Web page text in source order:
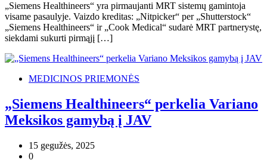
„Siemens Healthineers“ yra pirmaujanti MRT sistemų gamintoja
visame pasaulyje. Vaizdo kreditas: „Nitpicker“ per „Shutterstock“
„Siemens Healthineers“ ir „Cook Medical“ sudarė MRT partnerystę,
siekdami sukurti pirmąjį […]
MEDICINOS PRIEMONĖS
„Siemens Healthineers“ perkelia Variano
Meksikos gamybą į JAV
15 gegužės, 2025
0